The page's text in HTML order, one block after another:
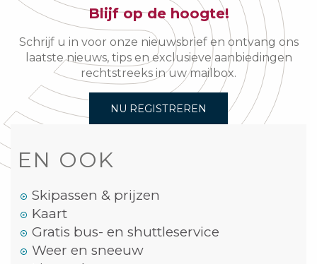
Blijf op de hoogte!
Schrijf u in voor onze nieuwsbrief en ontvang ons
laatste nieuws, tips en exclusieve aanbiedingen
rechtstreeks in uw mailbox.
NU REGISTREREN
EN OOK
Skipassen & prijzen
Kaart
Gratis bus- en shuttleservice
Weer en sneeuw